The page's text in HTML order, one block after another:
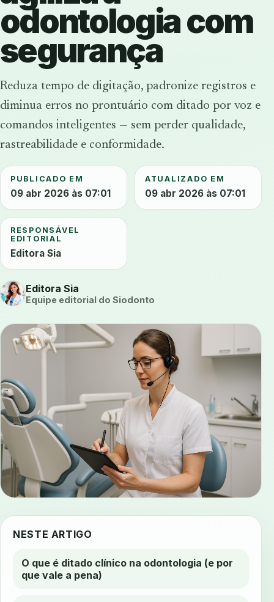
odontologia com
segurança
Reduza tempo de digitação, padronize registros e
diminua erros no prontuário com ditado por voz e
comandos inteligentes — sem perder qualidade,
rastreabilidade e conformidade.
PUBLICADO EM
09 abr 2026 às 07:01
ATUALIZADO EM
09 abr 2026 às 07:01
RESPONSÁVEL
EDITORIAL
Editora Sia
Editora Sia
Equipe editorial do Siodonto
NESTE ARTIGO
O que é ditado clínico na odontologia (e por
que vale a pena)